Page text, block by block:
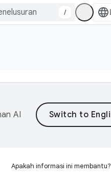
/
AI
Apakah informasi ini membantu?